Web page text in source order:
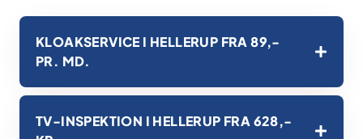
KLOAKSERVICE I HELLERUP FRA 89,-
PR. MD.
TV-INSPEKTION I HELLERUP FRA 628,-